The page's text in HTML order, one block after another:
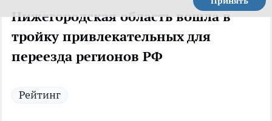
Нижегородская область вошла в
тройку привлекательных для
переезда регионов РФ
Рейтинг